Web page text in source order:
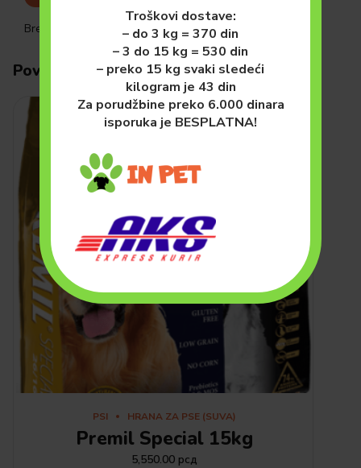
Brend:
Povezani proizvodi
PSI HRANA ZA PSE (SUVA)
Premil Special 15kg
5,550.00 рсд
Troškovi dostave:
– do 3 kg = 370 din
– 3 do 15 kg = 530 din
– preko 15 kg svaki sledeći
kilogram je 43 din
Za porudžbine preko 6.000 dinara
isporuka je BESPLATNA!